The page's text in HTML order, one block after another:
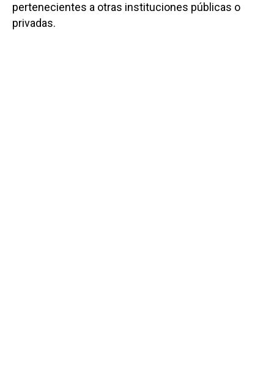
pertenecientes a otras instituciones públicas o
privadas.